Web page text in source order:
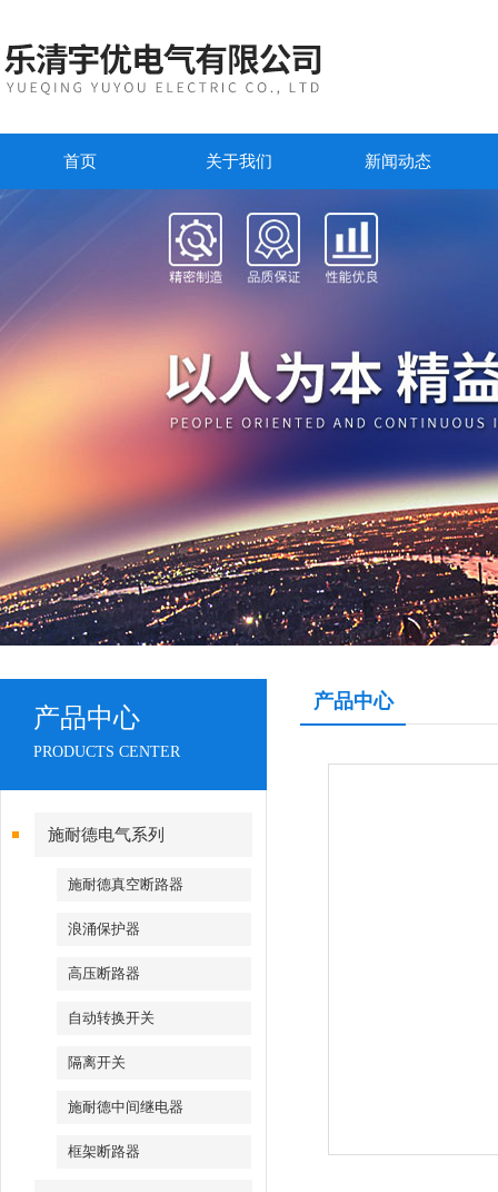
首页 关于我们 新闻动态
产品中心
PRODUCTS CENTER
施耐德电气系列
施耐德真空断路器
浪涌保护器
高压断路器
自动转换开关
隔离开关
施耐德中间继电器
框架断路器
产品中心